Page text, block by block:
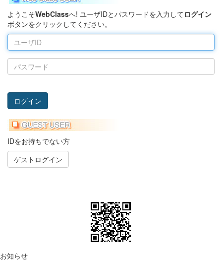
ようこそWebClassへ! ユーザIDとパスワードを入力してログイン
ボタンをクリックしてください。
ユ
ー
ザ
パ
ス
ー
IDをお持ちでない方
お知らせ